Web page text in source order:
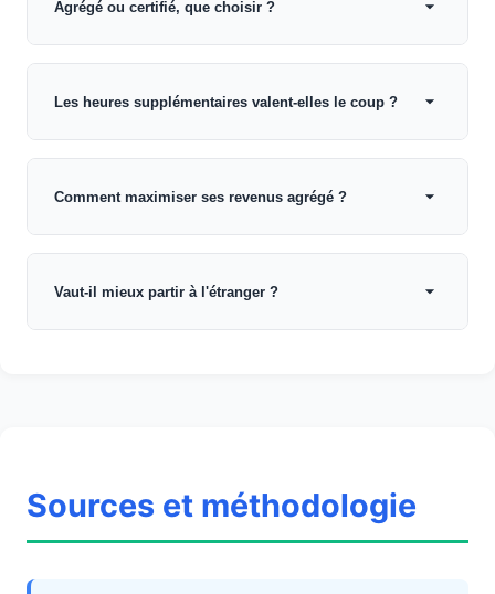
Agrégé ou certifié, que choisir ?
Les heures supplémentaires valent-elles le coup ?
Comment maximiser ses revenus agrégé ?
Vaut-il mieux partir à l'étranger ?
Sources et méthodologie